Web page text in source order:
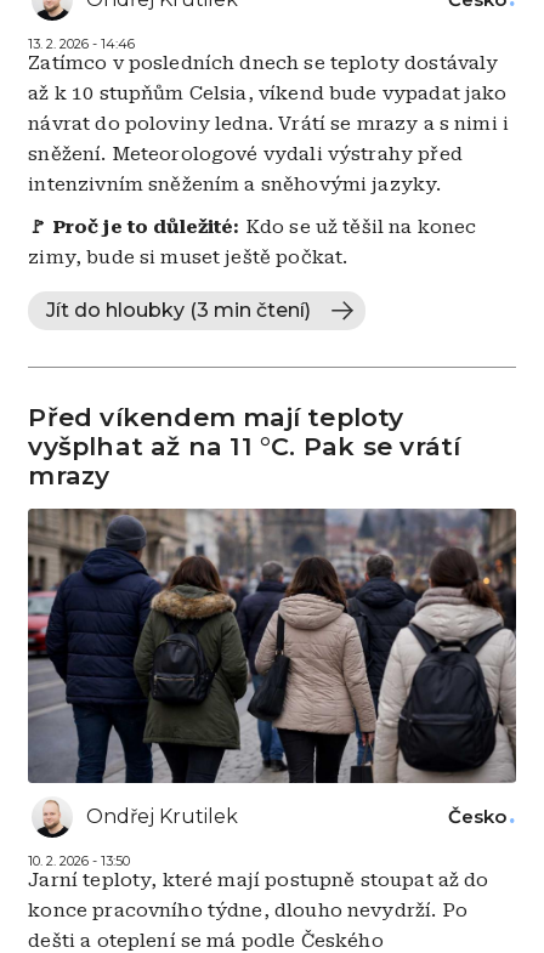
13. 2. 2026 - 14:46
Zatímco v posledních dnech se teploty dostávaly
až k 10 stupňům Celsia, víkend bude vypadat jako
návrat do poloviny ledna. Vrátí se mrazy a s nimi i
sněžení. Meteorologové vydali výstrahy před
intenzivním sněžením a sněhovými jazyky.
🚩 Proč je to důležité: Kdo se už těšil na konec
zimy, bude si muset ještě počkat.
Jít do hloubky (3 min čtení)
Před víkendem mají teploty
vyšplhat až na 11 °C. Pak se vrátí
mrazy
Ondřej Krutilek
10. 2. 2026 - 13:50
Česko
Jarní teploty, které mají postupně stoupat až do
konce pracovního týdne, dlouho nevydrží. Po
dešti a oteplení se má podle Českého